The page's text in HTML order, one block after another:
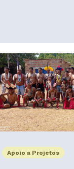
Apoio a Projetos